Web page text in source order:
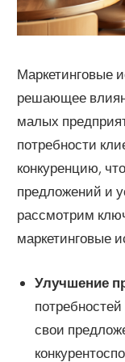
Маркетинговые
решающее
малых
потребности
конкуренцию,
предложений и
рассмотрим
маркетинговые
Улучшение
свои